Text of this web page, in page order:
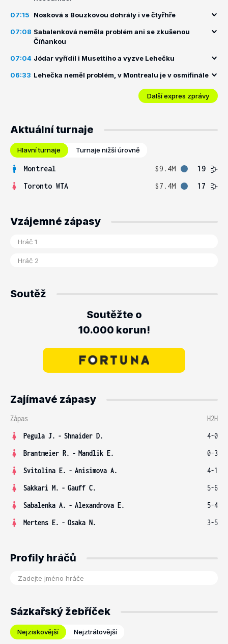
07:15 Nosková s Bouzkovou dohrály i ve čtyřhře
07:08 Sabalenková neměla problém ani se zkušenou
Číňankou
07:04 Jódar vyřídil i Musettiho a vyzve Lehečku
06:33 Lehečka neměl problém, v Montrealu je v osmifinále
Další expres zprávy
Aktuální turnaje
Hlavní turnaje Turnaje nižší úrovně
Montreal $9.4M
19
Toronto WTA
$7.4M 17
Vzájemné zápasy
Soutěž
Soutěžte o
10.000 korun!
Zajímavé zápasy
Zápas
H2H
Pegula J. - Shnaider D.
4-0
Brantmeier R. - Mandlik E.
0-3
Svitolina E. - Anisimova A.
4-1
Sakkari M. - Gauff C.
5-6
Sabalenka A. - Alexandrova E.
5-4
Mertens E. - Osaka N. 3-5
Profily hráčů
Sázkařský žebříček
Nejziskovější Nejztrátovější